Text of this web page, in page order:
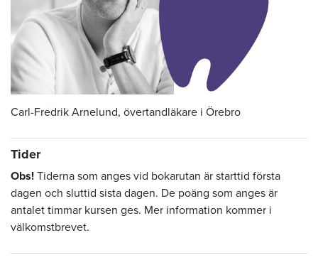
Carl-Fredrik Arnelund, övertandläkare i Örebro
Tider
Obs! Tiderna som anges vid bokarutan är starttid första
dagen och sluttid sista dagen. De poäng som anges är
antalet timmar kursen ges. Mer information kommer i
välkomstbrevet.